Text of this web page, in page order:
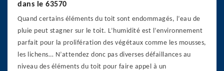
dans le 63570
Quand certains éléments du toit sont endommagés, l’eau de
pluie peut stagner sur le toit. L’humidité est l’environnement
parfait pour la prolifération des végétaux comme les mousses,
les lichens… N’attendez donc pas diverses défaillances au
niveau des éléments du toit pour faire appel à un